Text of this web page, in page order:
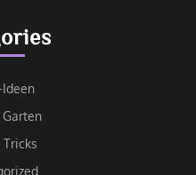
Ideen